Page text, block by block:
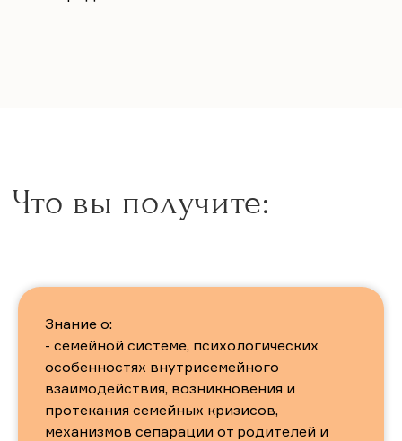
Знание о:
- семейной системе, психологических
особенностях внутрисемейного
взаимодействия, возникновения и
протекания семейных кризисов,
механизмов сепарации от родителей и